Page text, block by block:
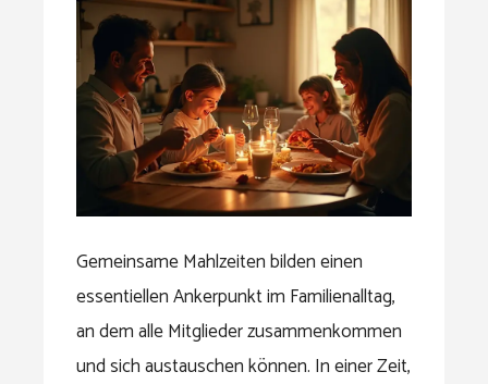
Gemeinsame Mahlzeiten bilden einen
essentiellen Ankerpunkt im Familienalltag,
an dem alle Mitglieder zusammenkommen
und sich austauschen können. In einer Zeit,